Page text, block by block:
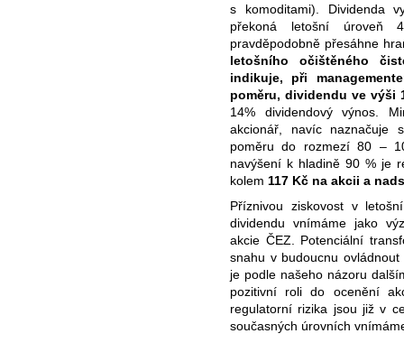
s komoditami). Dividenda
překoná letošní
pravděpodobně přesáhne
letošního očištěného
indikuje, při
poměru, dividendu ve výši
14% dividendový výnos.
akcionář, navíc naznačuje
poměru do rozmezí 80 –
navýšení k hladině 90 % je
kolem 117 Kč na akcii a
Příznivou ziskovost v
dividendu vnímáme jako
akcie ČEZ. Potenciální
snahu v budoucnu
je podle našeho názoru
pozitivní roli do ocenění
regulatorní rizika jsou již v
současných úrovních